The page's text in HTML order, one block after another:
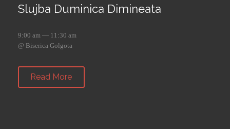
Slujba Duminica Dimineata
9:00 am — 11:30 am
@ Biserica Golgota
Read More